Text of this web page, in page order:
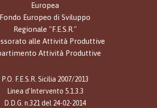
Europea
Fondo Europeo di Sviluppo
Regionale "F.E.S.R."
alle Attività Produttive
Attività Produttive
P.O. F.E.S.R. Sicilia 2007/2013
Linea d'Intervento 5.1.3.3
D.D.G. n.321 del 24-02-2014